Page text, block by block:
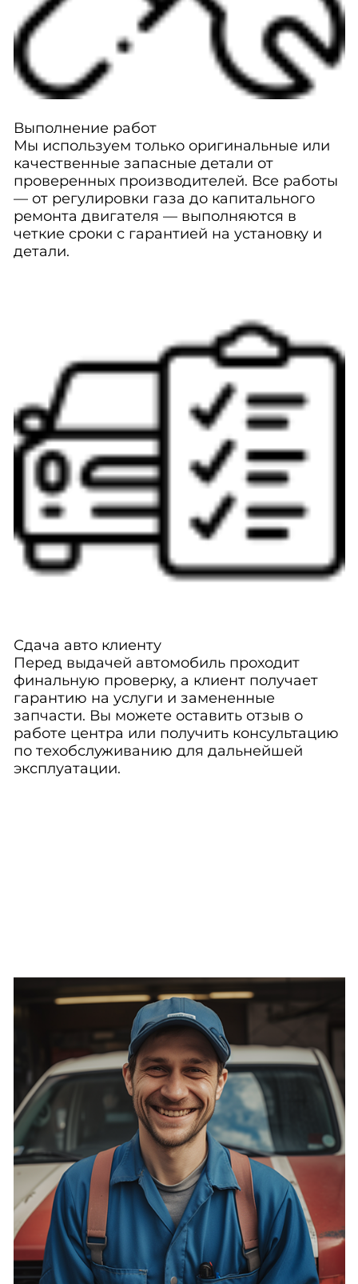
Выполнение работ
Мы используем только оригинальные или
качественные запасные детали от
проверенных производителей. Все работы
— от регулировки газа до капитального
ремонта двигателя — выполняются в
четкие сроки с гарантией на установку и
детали.
Сдача авто клиенту
Перед выдачей автомобиль проходит
финальную проверку, а клиент получает
гарантию на услуги и замененные
запчасти. Вы можете оставить отзыв о
работе центра или получить консультацию
по техобслуживанию для дальнейшей
эксплуатации.